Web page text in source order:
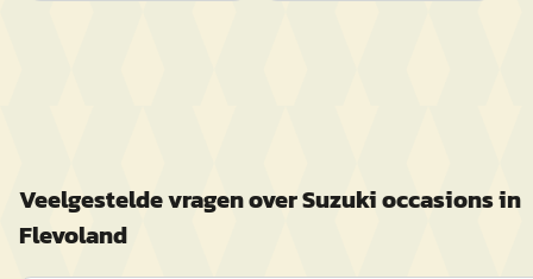
Veelgestelde vragen overSuzukioccasions in
Flevoland